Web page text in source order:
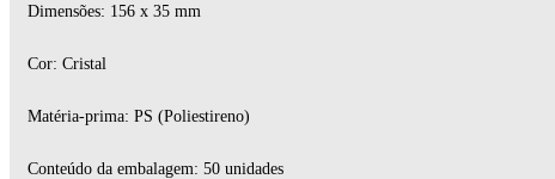
Dimensões: 156 x 35 mm
Cor: Cristal
Matéria-prima: PS (Poliestireno)
Conteúdo da embalagem: 50 unidades